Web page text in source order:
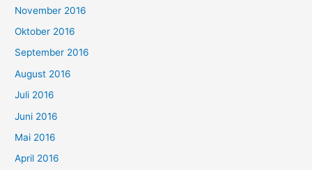
November 2016
Oktober 2016
September 2016
August 2016
Juli 2016
Juni 2016
Mai 2016
April 2016